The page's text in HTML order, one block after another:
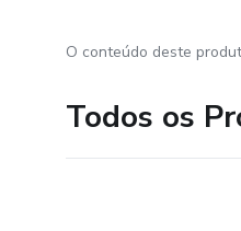
O conteúdo deste
Todos os